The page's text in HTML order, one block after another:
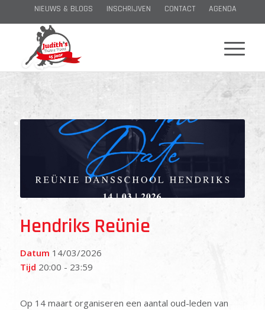
NIEUWS & BLOGS INSCHRIJVEN CONTACT AGENDA
Hendriks Reünie
Datum 14/03/2026
Tijd 20:00 - 23:59
Op 14 maart organiseren een aantal oud-leden van